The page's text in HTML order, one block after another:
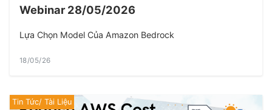
Webinar 28/05/2026
Lựa Chọn Model Của Amazon Bedrock
18/05/26
Tin Tức/ Tài Liệu